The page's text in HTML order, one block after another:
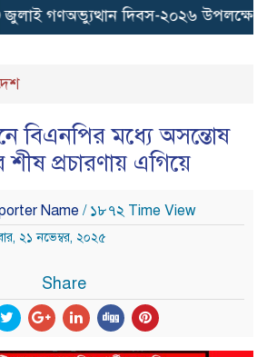
দিবস-২০২৬ উপলক্ষে
বিএনপির মধ্যে অসন্তোষ
প্রচারণায় এগিয়ে
Name / ১৮৭২ Time View
২১ নভেম্বর, ২০২৫
Share